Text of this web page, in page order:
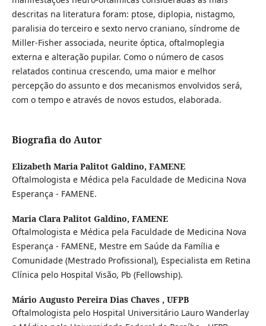
descritas na literatura foram: ptose, diplopia, nistagmo,
paralisia do terceiro e sexto nervo craniano, síndrome de
Miller-Fisher associada, neurite óptica, oftalmoplegia
externa e alteração pupilar. Como o número de casos
relatados continua crescendo, uma maior e melhor
percepção do assunto e dos mecanismos envolvidos será,
com o tempo e através de novos estudos, elaborada.
Biografia do Autor
Elizabeth Maria Palitot Galdino, FAMENE
Oftalmologista e Médica pela Faculdade de Medicina Nova
Esperança - FAMENE.
Maria Clara Palitot Galdino, FAMENE
Oftalmologista e Médica pela Faculdade de Medicina Nova
Esperança - FAMENE, Mestre em Saúde da Família e
Comunidade (Mestrado Profissional), Especialista em Retina
Clínica pelo Hospital Visão, Pb (Fellowship).
Mário Augusto Pereira Dias Chaves , UFPB
Oftalmologista pelo Hospital Universitário Lauro Wanderlay